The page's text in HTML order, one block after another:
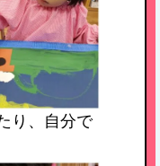
HOME
ちの思い・教
育方針
り、自分で